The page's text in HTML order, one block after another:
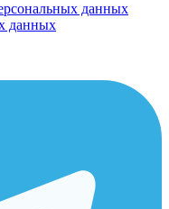
данных
данных